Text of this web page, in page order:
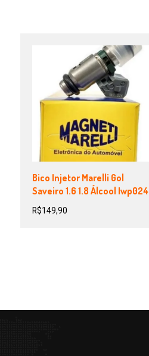
Bico Injetor Marelli Gol
Saveiro 1.6 1.8 Álcool Iwp024
R$149,90